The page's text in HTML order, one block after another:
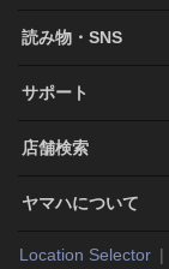
読み物・SNS
サポート
店舗検索
ヤマハについて
Location Selector